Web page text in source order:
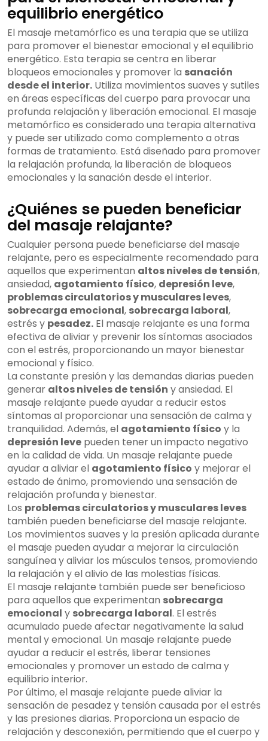
equilibrio energético
El masaje metamórfico es una terapia que se utiliza
para promover el bienestar emocional y el equilibrio
energético. Esta terapia se centra en liberar
bloqueos emocionales y promover la sanación
desde el interior. Utiliza movimientos suaves y sutiles
en áreas específicas del cuerpo para provocar una
profunda relajación y liberación emocional. El masaje
metamórfico es considerado una terapia alternativa
y puede ser utilizado como complemento a otras
formas de tratamiento. Está diseñado para promover
la relajación profunda, la liberación de bloqueos
emocionales y la sanación desde el interior.
¿Quiénes se pueden beneficiar
del masaje relajante?
Cualquier persona puede beneficiarse del masaje
relajante, pero es especialmente recomendado para
aquellos que experimentan altos niveles de tensión,
ansiedad, agotamiento físico, depresión leve,
problemas circulatorios y musculares leves,
sobrecarga emocional, sobrecarga laboral,
estrés y pesadez. El masaje relajante es una forma
efectiva de aliviar y prevenir los síntomas asociados
con el estrés, proporcionando un mayor bienestar
emocional y físico.
La constante presión y las demandas diarias pueden
generar altos niveles de tensión y ansiedad. El
masaje relajante puede ayudar a reducir estos
síntomas al proporcionar una sensación de calma y
tranquilidad. Además, el agotamiento físico y la
depresión leve pueden tener un impacto negativo
en la calidad de vida. Un masaje relajante puede
ayudar a aliviar el agotamiento físico y mejorar el
estado de ánimo, promoviendo una sensación de
relajación profunda y bienestar.
Los problemas circulatorios y musculares leves
también pueden beneficiarse del masaje relajante.
Los movimientos suaves y la presión aplicada durante
el masaje pueden ayudar a mejorar la circulación
sanguínea y aliviar los músculos tensos, promoviendo
la relajación y el alivio de las molestias físicas.
El masaje relajante también puede ser beneficioso
para aquellos que experimentan sobrecarga
emocional y sobrecarga laboral. El estrés
acumulado puede afectar negativamente la salud
mental y emocional. Un masaje relajante puede
ayudar a reducir el estrés, liberar tensiones
emocionales y promover un estado de calma y
equilibrio interior.
Por último, el masaje relajante puede aliviar la
sensación de pesadez y tensión causada por el estrés
y las presiones diarias. Proporciona un espacio de
relajación y desconexión, permitiendo que el cuerpo y